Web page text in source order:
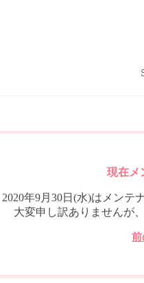
現在メ
2020年9月30日(水)はメンテ
大変申し訳ありませんが
前